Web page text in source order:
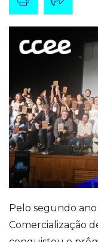
Pelo segundo
Comercialização